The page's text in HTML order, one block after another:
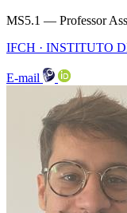
MS5.1 — Professor
IFCH · INSTITUTO
E-mail